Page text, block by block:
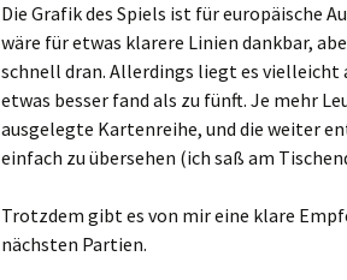
Die Grafik des Spiels ist für europäische
wäre für etwas klarere Linien dankbar,
schnell dran. Allerdings liegt es vielleicht
etwas besser fand als zu fünft. Je mehr
ausgelegte Kartenreihe, und die weiter
einfach zu übersehen (ich saß am
Trotzdem gibt es von mir eine klare
nächsten Partien.